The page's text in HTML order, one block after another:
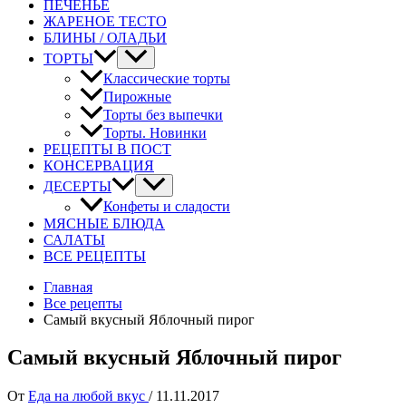
ПЕЧЕНЬЕ
ЖАРЕНОЕ ТЕСТО
БЛИНЫ / ОЛАДЬИ
ТОРТЫ
Классические торты
Пирожные
Торты без выпечки
Торты. Новинки
РЕЦЕПТЫ В ПОСТ
КОНСЕРВАЦИЯ
ДЕСЕРТЫ
Конфеты и сладости
МЯСНЫЕ БЛЮДА
САЛАТЫ
ВСЕ РЕЦЕПТЫ
Главная
Все рецепты
Самый вкусный Яблочный пирог
Самый вкусный Яблочный пирог
От Еда на любой вкус / 11.11.2017